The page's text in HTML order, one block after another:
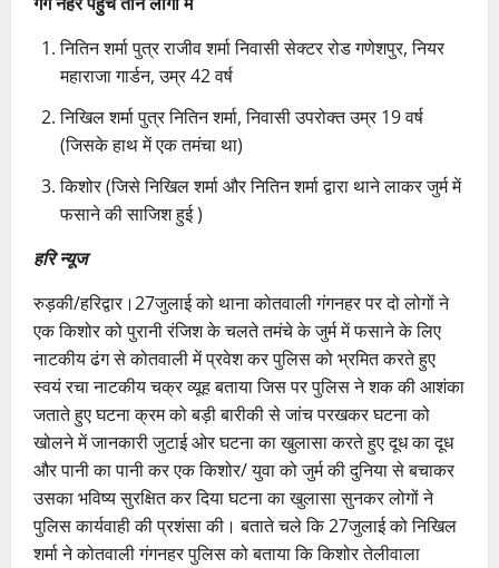
नितिन शर्मा पुत्र राजीव शर्मा निवासी सेक्टर रोड गणेशपुर, नियर
महाराजा गार्डन, उम्र 42 वर्ष
निखिल शर्मा पुत्र नितिन शर्मा, निवासी उपरोक्त उम्र 19 वर्ष
(जिसके हाथ में एक तमंचा था)
किशोर (जिसे निखिल शर्मा और नितिन शर्मा द्वारा थाने लाकर जुर्म में
फसाने की साजिश हुई )
हरि न्यूज
रुड़की/हरिद्वार।27जुलाई को थाना कोतवाली गंगनहर पर दो लोगों ने
एक किशोर को पुरानी रंजिश के चलते तमंचे के जुर्म में फसाने के लिए
नाटकीय ढंग से कोतवाली में प्रवेश कर पुलिस को भ्रमित करते हुए
स्वयं रचा नाटकीय चक्र व्यूह बताया जिस पर पुलिस ने शक की आशंका
जताते हुए घटना क्रम को बड़ी बारीकी से जांच परखकर घटना को
खोलने में जानकारी जुटाई ओर घटना का खुलासा करते हुए दूध का दूध
और पानी का पानी कर एक किशोर/ युवा को जुर्म की दुनिया से बचाकर
उसका भविष्य सुरक्षित कर दिया घटना का खुलासा सुनकर लोगों ने
पुलिस कार्यवाही की प्रशंसा की। बताते चले कि 27जुलाई को निखिल
शर्मा ने कोतवाली गंगनहर पुलिस को बताया कि किशोर तेलीवाला